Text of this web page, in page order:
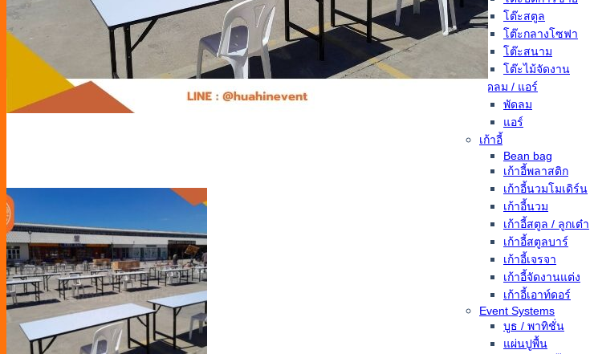
โต๊ะสตูล
โต๊ะกลางโซฟา
โต๊ะสนาม
โต๊ะไม้จัดงาน
พัดลม / แอร์
พัดลม
แอร์
เก้าอี้
Bean bag
เก้าอี้พลาสติก
เก้าอี้นวมโมเดิร์น
เก้าอี้นวม
เก้าอี้สตูล / ลูกเต๋า
เก้าอี้สตูลบาร์
เก้าอี้เจรจา
เก้าอี้จัดงานแต่ง
เก้าอี้เอาท์ดอร์
Event Systems
บูธ / พาทิชั่น
แผ่นปูพื้น